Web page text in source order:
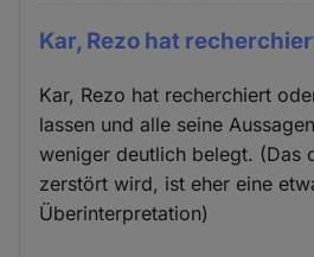
Kar, Rezo hat
Kar, Rezo hat recherchiert
lassen und alle seine
weniger deutlich belegt. (Das
zerstört wird, ist eher eine
Überinterpretation)